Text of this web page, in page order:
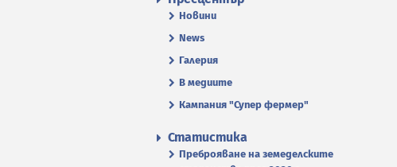
Новини
News
Галерия
В медиите
Кампания "Супер фермер"
Статистика
Преброяване на земеделските